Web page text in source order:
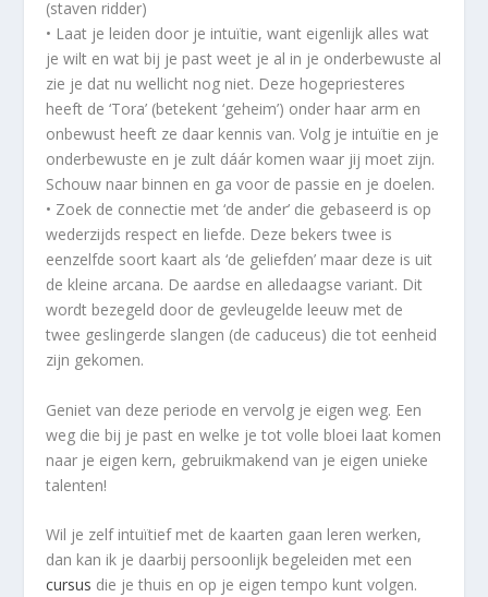
(staven ridder)
• Laat je leiden door je intuïtie, want eigenlijk alles wat
je wilt en wat bij je past weet je al in je onderbewuste al
zie je dat nu wellicht nog niet. Deze hogepriesteres
heeft de ‘Tora’ (betekent ‘geheim’) onder haar arm en
onbewust heeft ze daar kennis van. Volg je intuïtie en je
onderbewuste en je zult dáár komen waar jij moet zijn.
Schouw naar binnen en ga voor de passie en je doelen.
• Zoek de connectie met ‘de ander’ die gebaseerd is op
wederzijds respect en liefde. Deze bekers twee is
eenzelfde soort kaart als ‘de geliefden’ maar deze is uit
de kleine arcana. De aardse en alledaagse variant. Dit
wordt bezegeld door de gevleugelde leeuw met de
twee geslingerde slangen (de caduceus) die tot eenheid
zijn gekomen.
Geniet van deze periode en vervolg je eigen weg. Een
weg die bij je past en welke je tot volle bloei laat komen
naar je eigen kern, gebruikmakend van je eigen unieke
talenten!
Wil je zelf intuïtief met de kaarten gaan leren werken,
dan kan ik je daarbij persoonlijk begeleiden met een
cursus die je thuis en op je eigen tempo kunt volgen.